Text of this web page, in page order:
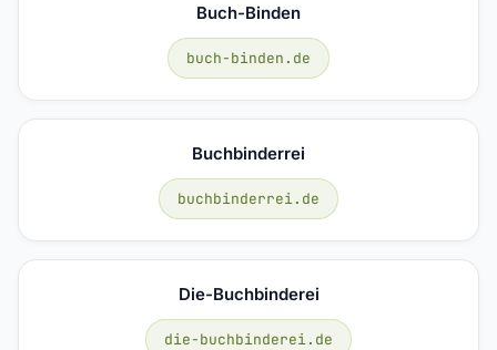
Buch-Binden
buch-binden.de
Buchbinderrei
buchbinderrei.de
Die-Buchbinderei
die-buchbinderei.de